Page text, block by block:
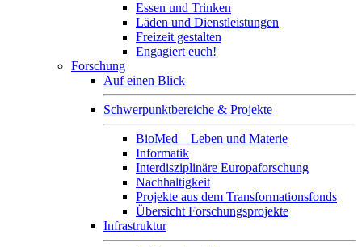
Essen und Trinken
Läden und Dienstleistungen
Freizeit gestalten
Engagiert euch!
Forschung
Auf einen Blick
Schwerpunktbereiche & Projekte
BioMed – Leben und Materie
Informatik
Interdisziplinäre Europaforschung
Nachhaltigkeit
Projekte aus dem Transformationsfonds
Übersicht Forschungsprojekte
Infrastruktur